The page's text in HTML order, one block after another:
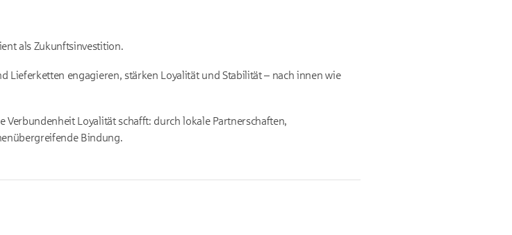
als Zukunftsinvestition.
Lieferketten engagieren, stärken Loyalität und Stabilität – nach innen wie
Loyalität schafft: durch lokale Partnerschaften,
Bindung.